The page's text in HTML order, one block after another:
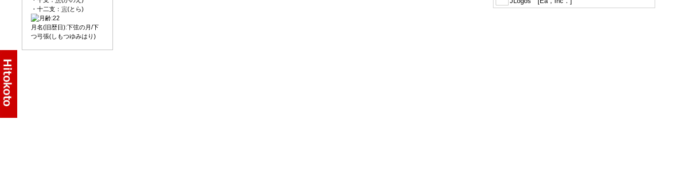
・十二支： 寅(とら)
月名(旧歴日):下弦の月/下
つ弓張(しもつゆみはり)